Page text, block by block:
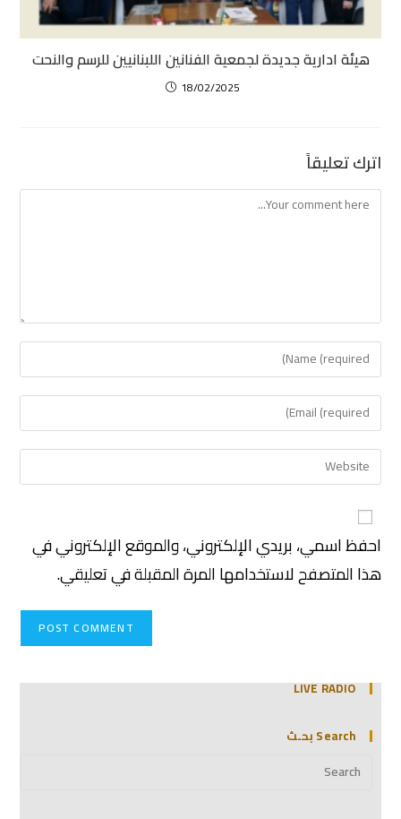
هيئة ادارية جديدة لجمعية الفنانين اللبنانيين للرسم والنحت
18/02/2025
اترك تعليقاً
احفظ اسمي، بريدي الإلكتروني، والموقع الإلكتروني في
هذا المتصفح لاستخدامها المرة المقبلة في تعليقي.
LIVE RADIO
Search بحـث